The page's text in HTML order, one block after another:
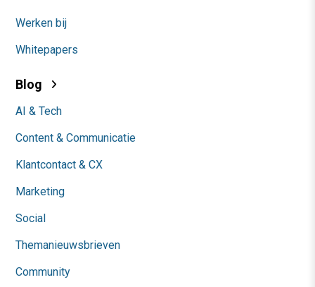
Werken bij
Whitepapers
Blog
AI & Tech
Content & Communicatie
Klantcontact & CX
Marketing
Social
Themanieuwsbrieven
Community